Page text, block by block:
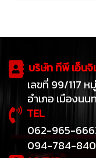
บริษัท ทีพี เอ็น
เลขที่ 99/117 ห
อำเภอ เมืองนน
TEL
062-965-
094-784-